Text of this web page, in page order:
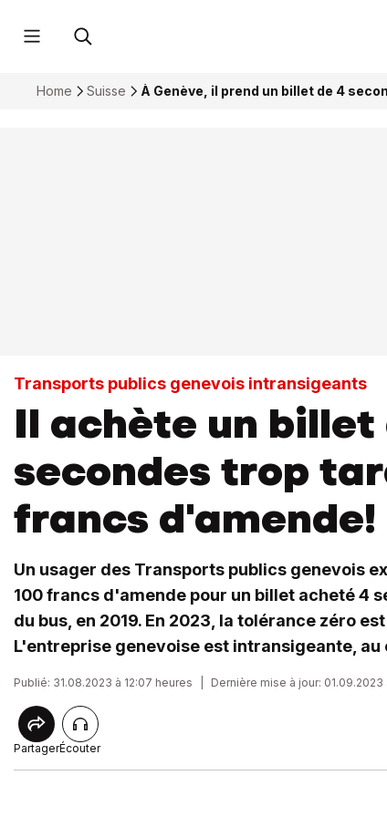
Home Suisse À Genève, il prend un billet de 4
Transports publics genevois intransigeants
Il achète un billet
secondes trop
francs d'amende!
Un usager des Transports publics genevois
100 francs d'amende pour un billet acheté 4
du bus, en 2019. En 2023, la tolérance zéro
L'entreprise genevoise est intransigeante, au
Publié: 31.08.2023 à 12:07 heures Dernière mise à jour: 01.09.2023
PartagerÉcouter